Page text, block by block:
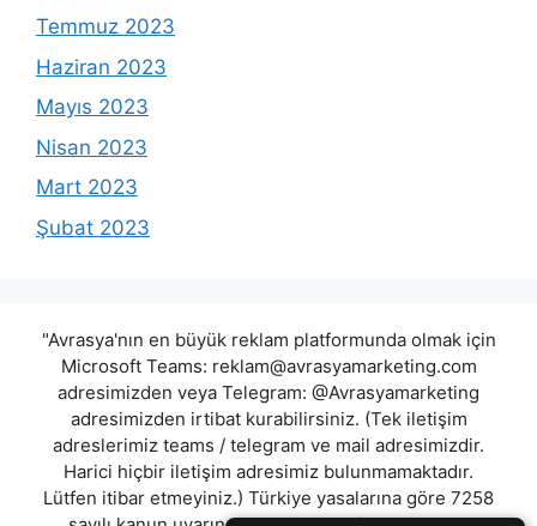
Temmuz 2023
Haziran 2023
Mayıs 2023
Nisan 2023
Mart 2023
Şubat 2023
"Avrasya'nın en büyük reklam platformunda olmak için
Microsoft Teams: reklam@avrasyamarketing.com
adresimizden veya Telegram: @Avrasyamarketing
adresimizden irtibat kurabilirsiniz. (Tek iletişim
adreslerimiz teams / telegram ve mail adresimizdir.
Harici hiçbir iletişim adresimiz bulunmamaktadır.
Lütfen itibar etmeyiniz.) Türkiye yasalarına göre 7258